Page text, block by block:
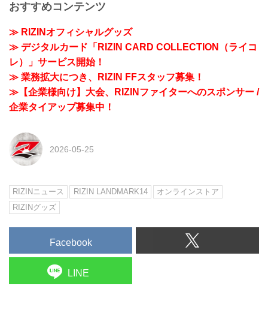
おすすめコンテンツ
≫ RIZINオフィシャルグッズ
≫ デジタルカード「RIZIN CARD COLLECTION（ライコ
レ）」サービス開始！
≫ 業務拡大につき、RIZIN FFスタッフ募集！
≫【企業様向け】大会、RIZINファイターへのスポンサー /
企業タイアップ募集中！
2026-05-25
RIZINニュース RIZIN LANDMARK14
オンラインストア
RIZINグッズ
Facebook
LINE